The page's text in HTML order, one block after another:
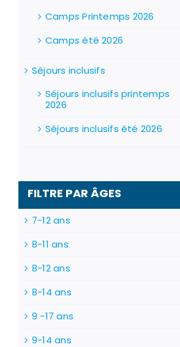
Camps Printemps 2026
Camps été 2026
Séjours inclusifs
Séjours inclusifs printemps
2026
Séjours inclusifs été 2026
FILTRE PAR ÂGES
7-12 ans
8-11 ans
8-12 ans
8-14 ans
9 -17 ans
9-14 ans